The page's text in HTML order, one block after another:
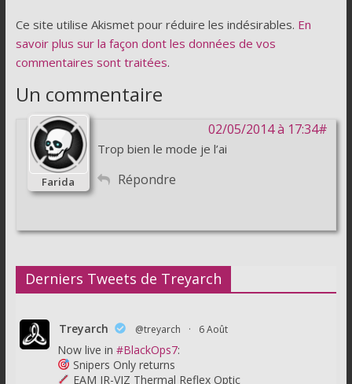
Ce site utilise Akismet pour réduire les indésirables. En
savoir plus sur la façon dont les données de vos
commentaires sont traitées.
Un commentaire
02/05/2014 à 17:34#
Farida
Trop bien le mode je l’ai
Répondre
Derniers Tweets de Treyarch
Treyarch @treyarch · 6 Août
Now live in #BlackOps7:
Snipers Only returns
EAM IR-VIZ Thermal Reflex Optic